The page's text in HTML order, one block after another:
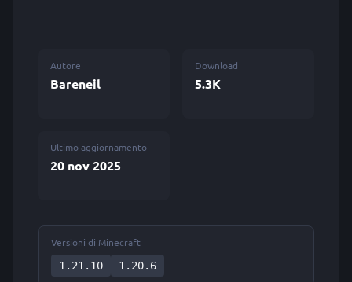
Autore
Bareneil
Download
5.3K
Ultimo aggiornamento
20 nov 2025
Versioni di Minecraft
1.21.10
1.20.6